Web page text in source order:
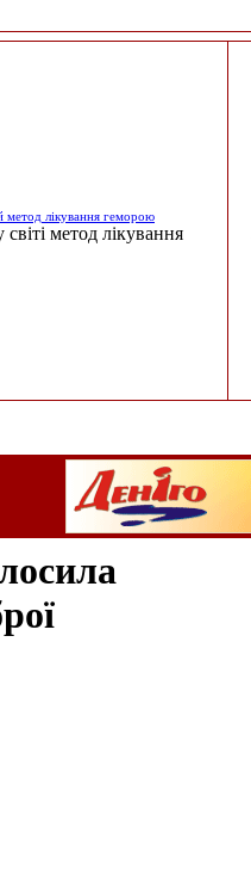
метод лікування геморою
метод лікування